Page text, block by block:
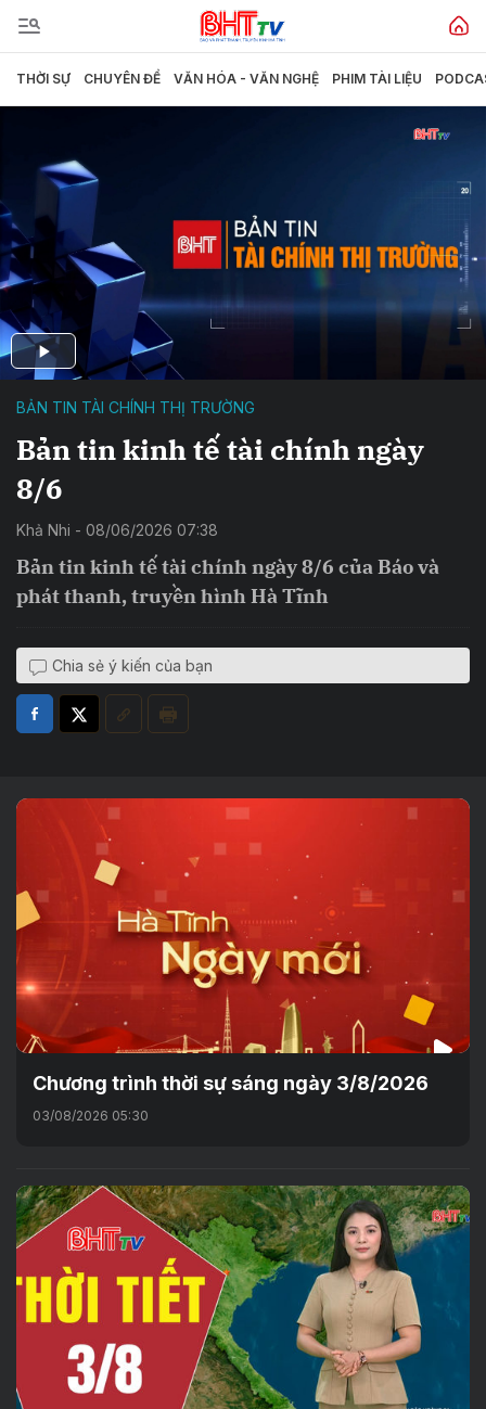
THỜI SỰ CHUYÊN ĐỀ VĂN HÓA - VĂN NGHỆ PHIM TÀI LIỆU
BẢN TIN TÀI CHÍNH THỊ TRƯỜNG
Bản tin kinh tế tài chính ngày
8/6
Khả Nhi - 08/06/2026 07:38
Bản tin kinh tế tài chính ngày 8/6 của Báo và
phát thanh, truyền hình Hà Tĩnh
Chia sẻ ý kiến của bạn
Chương trình thời sự sáng ngày 3/8/2026
03/08/2026 05:30